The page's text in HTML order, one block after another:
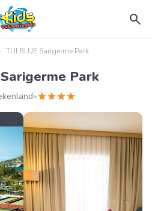
search
TUI BLUE Sarigerme Park
Park
•starstarstarstar